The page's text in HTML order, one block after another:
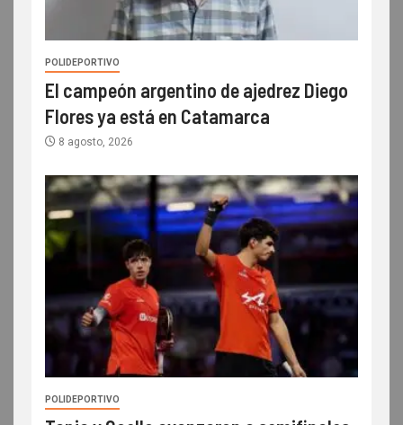
POLIDEPORTIVO
El campeón argentino de ajedrez Diego
Flores ya está en Catamarca
8 agosto, 2026
POLIDEPORTIVO